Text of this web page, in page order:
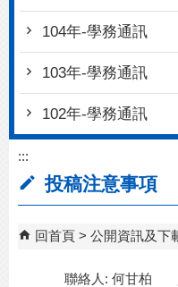
104年-學務通訊
103年-學務通訊
102年-學務通訊
:::
投稿注意事項
回首頁 公開資訊及下
聯絡人: 何甘柏